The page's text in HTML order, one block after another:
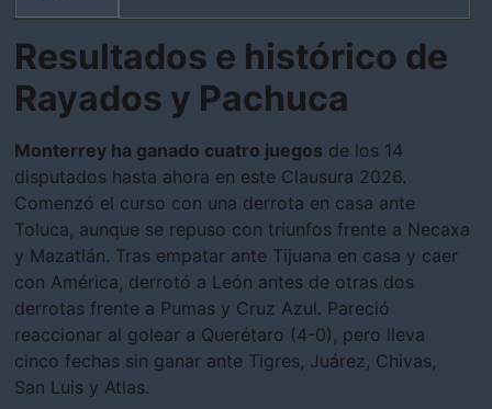
Resultados e histórico de
Rayados y Pachuca
Monterrey ha ganado cuatro juegos de los 14
disputados hasta ahora en este Clausura 2026.
Comenzó el curso con una derrota en casa ante
Toluca, aunque se repuso con triunfos frente a Necaxa
y Mazatlán. Tras empatar ante Tijuana en casa y caer
con América, derrotó a León antes de otras dos
derrotas frente a Pumas y Cruz Azul. Pareció
reaccionar al golear a Querétaro (4-0), pero lleva
cinco fechas sin ganar ante Tigres, Juárez, Chivas,
San Luis y Atlas.